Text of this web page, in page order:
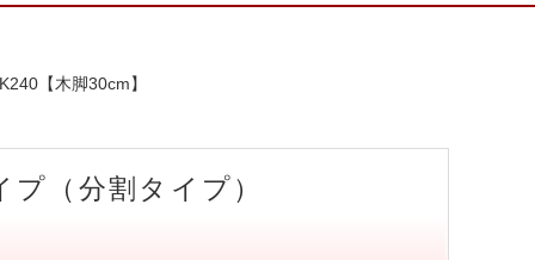
【木脚30cm】
（分割タイプ）